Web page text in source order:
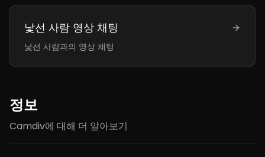
낯선 사람 영상 채팅
낯선 사람과의 영상 채팅
정보
Camdiv에 대해 더 알아보기